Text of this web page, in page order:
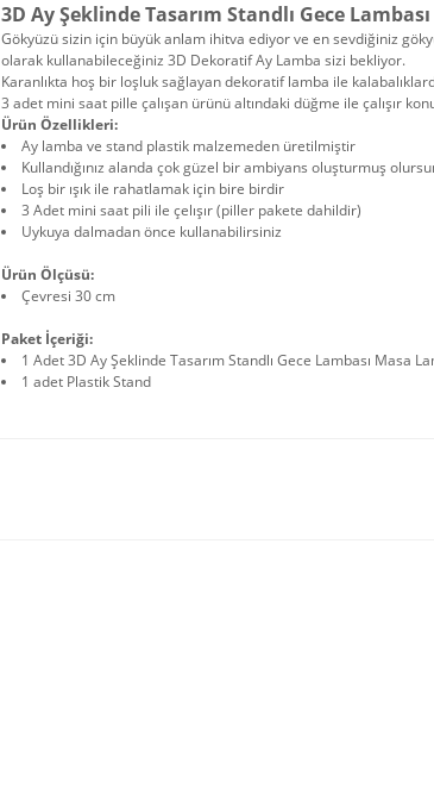
3D Ay Şeklinde Tasarım Standlı Gece
Gökyüzü sizin için büyük anlam ihitva ediyor ve en sevdiğiniz
olarak kullanabileceğiniz 3D Dekoratif Ay Lamba sizi bekliyor.
Karanlıkta hoş bir loşluk sağlayan dekoratif lamba ile
3 adet mini saat pille çalışan ürünü altındaki düğme ile çalışır
Ürün Özellikleri:
Ay lamba ve stand plastik malzemeden üretilmiştir
Kullandığınız alanda çok güzel bir ambiyans oluşturmuş
Loş bir ışık ile rahatlamak için bire birdir
3 Adet mini saat pili ile çelışır (piller pakete dahildir)
Uykuya dalmadan önce kullanabilirsiniz
Ürün Ölçüsü:
Çevresi 30 cm
Paket İçeriği:
1 Adet 3D Ay Şeklinde Tasarım Standlı Gece Lambası Masa
1 adet Plastik Stand